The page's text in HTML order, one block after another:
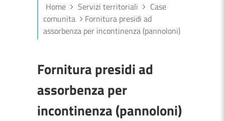
Home Servizi territoriali
Case
comunita
Fornitura presidi ad
assorbenza per incontinenza (pannoloni)
Fornitura presidi ad
assorbenza per
incontinenza (pannoloni)